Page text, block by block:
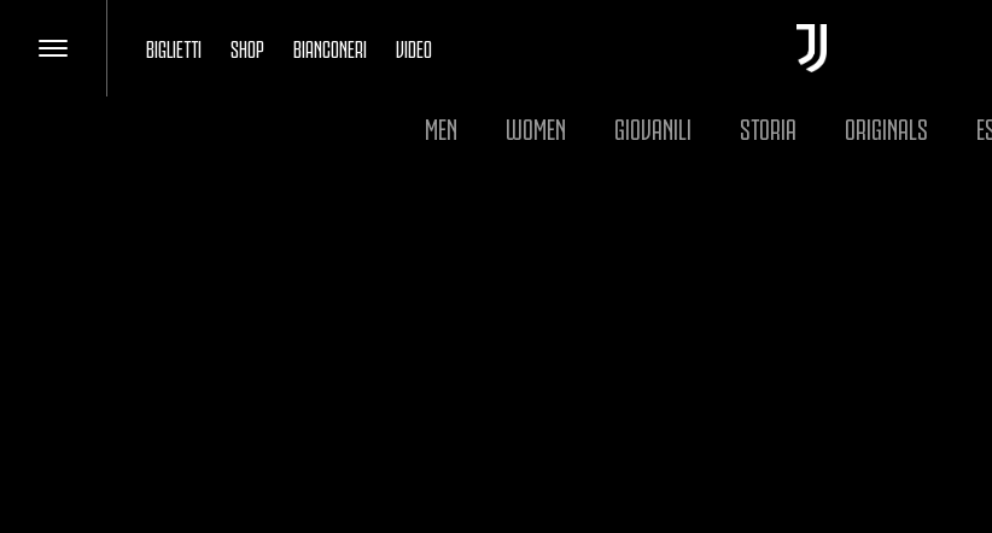
BIGLIETTI SHOP BIANCONERI VIDEO
MEN WOMEN GIOVANILI STORIA ORIGINALS